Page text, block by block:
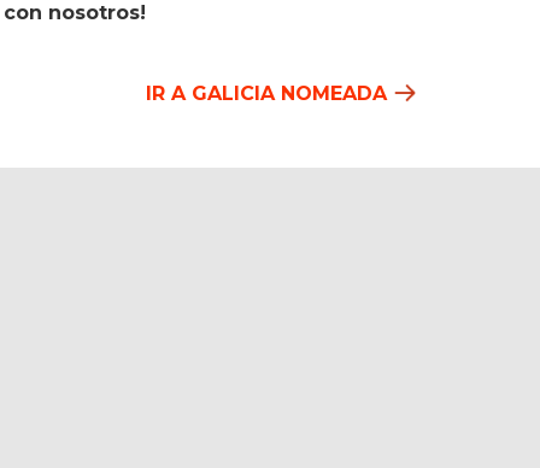
con nosotros!
IR A GALICIA NOMEADA